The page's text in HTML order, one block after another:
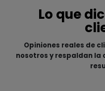
Lo que
Opiniones reales de
nosotros y respaldan la